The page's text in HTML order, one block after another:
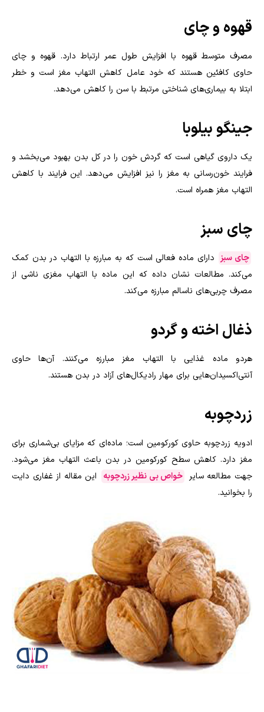
قهوه و چای
مصرف متوسط قهوه با افزایش طول عمر ارتباط دارد. قهوه و چای
حاوی کافئین هستند که خود عامل کاهش التهاب مغز است و خطر
ابتلا به بیماری‌های شناختی مرتبط با سن را کاهش می‌دهد.
جینگو بیلوبا
یک داروی گیاهی است که گردش خون را در کل بدن بهبود می‌بخشد و
فرایند خون‌رسانی به مغز را نیز افزایش می‌دهد. این فرایند با کاهش
التهاب مغز همراه است.
چای سبز
چای سبز دارای ماده فعالی است که به مبارزه با التهاب در بدن کمک
می‌کند. مطالعات نشان داده که این ماده با التهاب مغزی ناشی از
مصرف چربی‌های ناسالم مبارزه می‌کند.
ذغال اخته و گردو
هردو ماده غذایی با التهاب مغز مبارزه می‌کنند. آن‌ها حاوی
آنتی‌اکسیدان‌هایی برای مهار رادیکال‌های آزاد در بدن هستند.
زردچوبه
ادویه زردچوبه حاوی کورکومین است؛ ماده‌ای که مزایای بی‌شماری برای
مغز دارد. کاهش سطح کورکومین در بدن باعث التهاب مغز می‌شود.
جهت مطالعه سایر خواص بی نظیر زردچوبه
این مقاله از غفاری دایت
را بخوانید.